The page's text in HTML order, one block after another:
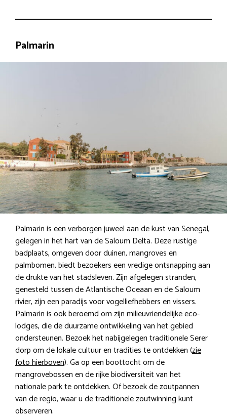
Palmarin
Palmarin is een verborgen juweel aan de kust van Senegal,
gelegen in het hart van de Saloum Delta. Deze rustige
badplaats, omgeven door duinen, mangroves en
palmbomen, biedt bezoekers een vredige ontsnapping aan
de drukte van het stadsleven. Zijn afgelegen stranden,
genesteld tussen de Atlantische Oceaan en de Saloum
rivier, zijn een paradijs voor vogelliefhebbers en vissers.
Palmarin is ook beroemd om zijn milieuvriendelijke eco-
lodges, die de duurzame ontwikkeling van het gebied
ondersteunen. Bezoek het nabijgelegen traditionele Serer
dorp om de lokale cultuur en tradities te ontdekken (zie
foto hierboven). Ga op een boottocht om de
mangrovebossen en de rijke biodiversiteit van het
nationale park te ontdekken. Of bezoek de zoutpannen
van de regio, waar u de traditionele zoutwinning kunt
observeren.